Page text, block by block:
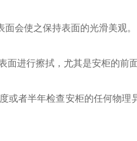
会使之保持表面的光滑美观。
面进行擦拭，尤其是安柜的
或者半年检查安柜的任何物